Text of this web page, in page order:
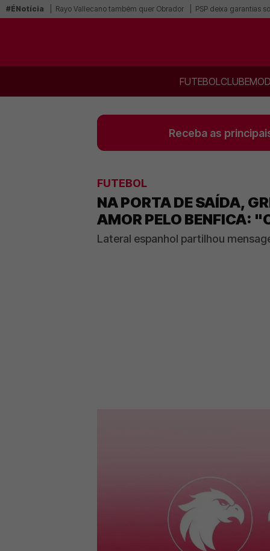
#ÉNotícia Rayo Vallecano também quer Obrador PSP deixa garantias
FUTEBOLCLUBE
Receba as
FUTEBOL
NA PORTA DE SAÍDA,
AMOR PELO
Lateral espanhol partilhou